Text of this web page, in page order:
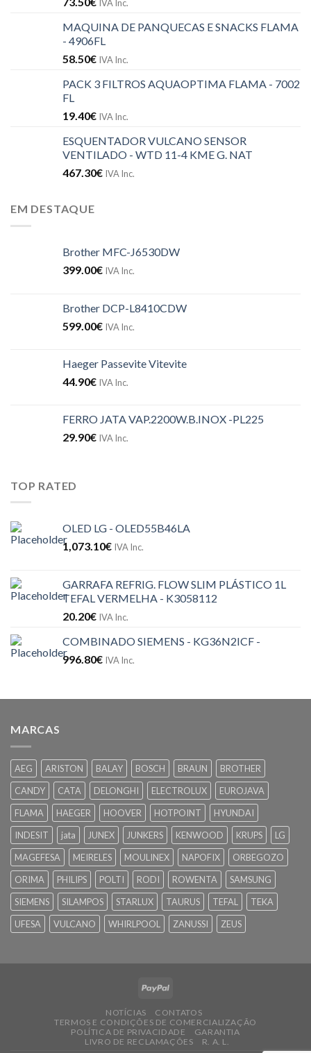
IVA Inc.
MAQUINA DE PANQUECAS E SNACKS FLAMA
- 4906FL
58.50€ IVA Inc.
PACK 3 FILTROS AQUAOPTIMA FLAMA - 7002
FL
19.40€ IVA Inc.
ESQUENTADOR VULCANO SENSOR
VENTILADO - WTD 11-4 KME G. NAT
467.30€ IVA Inc.
EM DESTAQUE
Brother MFC-J6530DW
399.00€ IVA Inc.
Brother DCP-L8410CDW
599.00€ IVA Inc.
Haeger Passevite Vitevite
44.90€ IVA Inc.
FERRO JATA VAP.2200W.B.INOX -PL225
29.90€ IVA Inc.
TOP RATED
OLED LG - OLED55B46LA
1,073.10€ IVA Inc.
GARRAFA REFRIG. FLOW SLIM PLÁSTICO 1L
TEFAL VERMELHA - K3058112
20.20€ IVA Inc.
COMBINADO SIEMENS - KG36N2ICF -
996.80€ IVA Inc.
MARCAS
AEG ARISTON BALAY BOSCH BRAUN
BROTHER
CANDY
CATA DELONGHI ELECTROLUX
EUROJAVA
FLAMA
HAEGER HOOVER HOTPOINT
HYUNDAI
INDESIT
jata JUNEX JUNKERS KENWOOD KRUPS
LG
MAGEFESA
MEIRELES MOULINEX NAPOFIX
ORBEGOZO
ORIMA
PHILIPS POLTI RODI ROWENTA
SAMSUNG
SIEMENS
SILAMPOS STARLUX TAURUS TEFAL
TEKA
UFESA
VULCANO WHIRLPOOL ZANUSSI ZEUS
NOTÍCIAS
CONTATOS
TERMOS E CONDIÇÕES DE COMERCIALIZAÇÃO
POLÍTICA DE PRIVACIDADE
GARANTIA
LIVRO DE RECLAMAÇÕES
R. A. L.